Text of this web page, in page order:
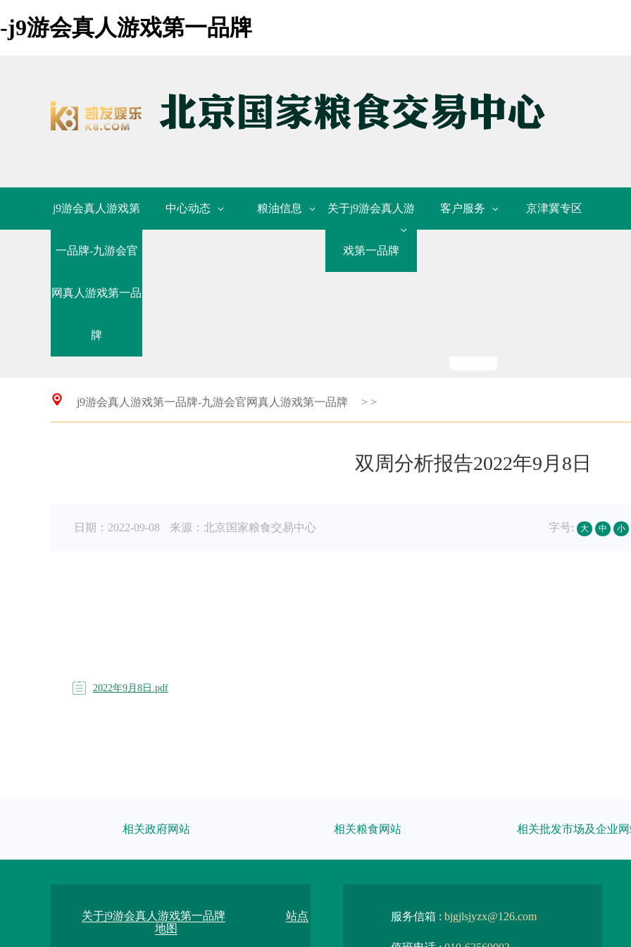
-j9游会真人游戏第一品牌
j9游会真人游戏第
一品牌-九游会官
网真人游戏第一品
牌
中心动态 粮油信息 关于j9游会真人游
戏第一品牌
客户服务 京津冀专区
j9游会真人游戏第一品牌-九游会官网真人游戏第一品牌 > >
双周分析报告2022年9月8日
日期：2022-09-08 来源：北京国家粮食交易中心 字号: 大 中 小
2022年9月8日.pdf
相关政府网站 相关粮食网站 相关批发市场及企业
关于j9游会真人游戏第一品牌
站点
地图
服务信箱 : bjgjlsjyzx@126.com